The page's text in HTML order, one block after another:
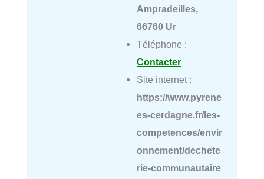
Ampradeilles,
66760 Ur
Téléphone :
Contacter
Site internet :
https://www.pyrene
es-cerdagne.fr/les-
competences/envir
onnement/dechete
rie-communautaire